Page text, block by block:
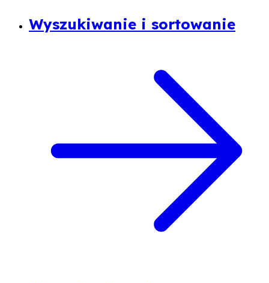
Wyszukiwanie i sortowanie